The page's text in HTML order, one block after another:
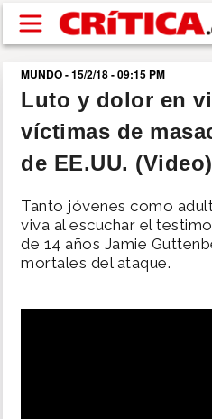
Pasar al contenido principal
buscar
SUCESOS
POLÍTICA
MUNDO - 15/2/18 - 09:15 PM
Luto y dolor en
víctimas de
de EE.UU. (Video)
Tanto jóvenes como
viva al escuchar el
de 14 años Jamie
mortales del ataque.